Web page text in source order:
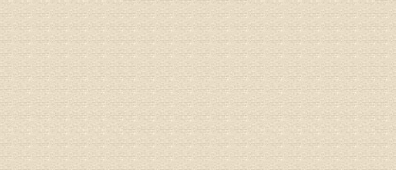
姓名
病情描
专家回
先需要
同时，
突出的
由于我